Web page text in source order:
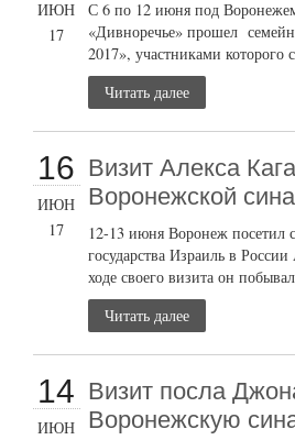
ИЮН
17
С 6 по 12 июня под
«Дивноречье» прошел
2017», участниками которого
Читать далее
16
ИЮН
17
Визит Алекса
Воронежской
12-13 июня Воронеж посетил
государства Израиль в
ходе своего визита он
Читать далее
14
ИЮН
Визит посла
Воронежскую